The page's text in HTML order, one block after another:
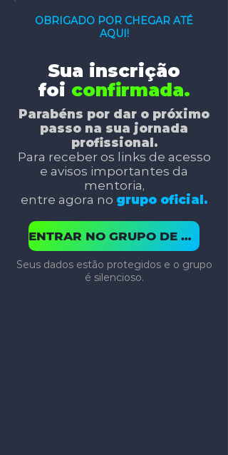
OBRIGADO POR CHEGAR ATÉ
AQUI!
Sua inscrição
foi confirmada.
Parabéns por dar o próximo
passo na sua jornada
profissional.
Para receber os links de acesso
e avisos importantes da
mentoria,
entre agora no grupo oficial.
ENTRAR NO GRUPO DE WHATSAPP
Seus dados estão protegidos e o grupo
é silencioso.